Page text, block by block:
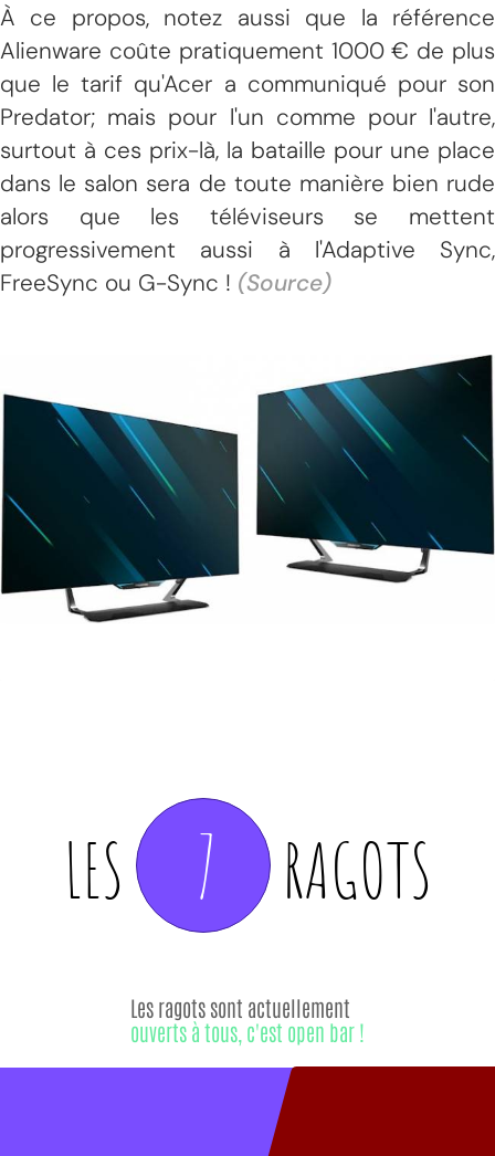
À ce propos, notez aussi que la référence
Alienware coûte pratiquement 1000 € de plus
que le tarif qu'Acer a communiqué pour son
Predator; mais pour l'un comme pour l'autre,
surtout à ces prix-là, la bataille pour une place
dans le salon sera de toute manière bien rude
alors que les téléviseurs se mettent
progressivement aussi à l'Adaptive Sync,
FreeSync ou G-Sync ! (Source)
LES 7 RAGOTS
Les ragots sont actuellement
ouverts à tous, c'est open bar !